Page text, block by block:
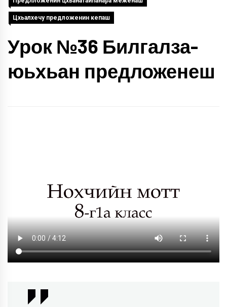
Цхьалхечу предложенин кепаш
Урок №36 Билгалза-
юьхьан предложенеш